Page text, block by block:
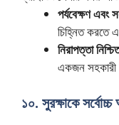
পর্যবেক্ষণ এবং
চিহ্নিত করতে
নিরাপত্তা
একজন সহকারী
১০. সুরক্ষাকে সর্বোচ্চ